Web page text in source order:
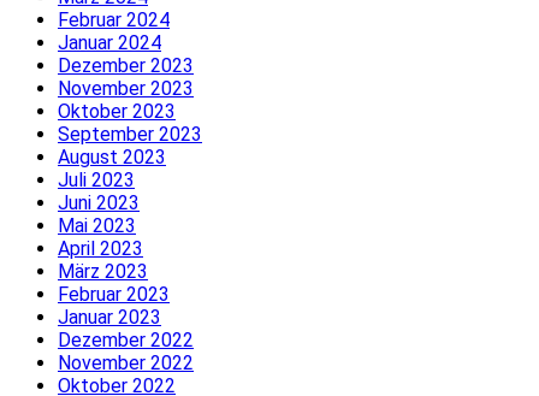
Februar 2024
Januar 2024
Dezember 2023
November 2023
Oktober 2023
September 2023
August 2023
Juli 2023
Juni 2023
Mai 2023
April 2023
März 2023
Februar 2023
Januar 2023
Dezember 2022
November 2022
Oktober 2022